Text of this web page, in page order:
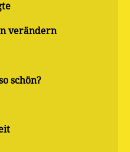
verändern
schön?